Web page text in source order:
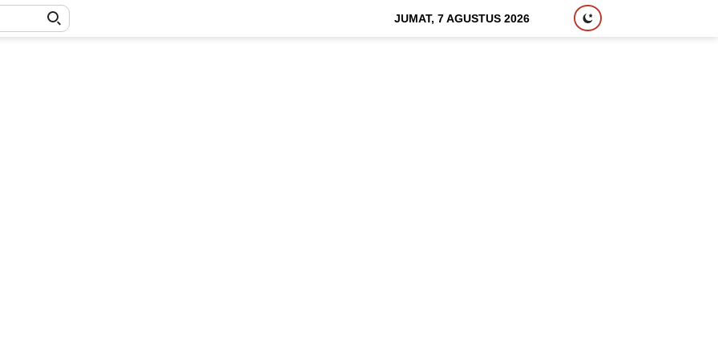
JUMAT, 7 AGUSTUS 2026